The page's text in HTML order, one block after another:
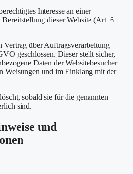
Interesse an einer
Bereitstellung dieser Website (Art. 6
über Auftragsverarbeitung
geschlossen. Dieser stellt sicher,
Daten der Websitebesucher
Weisungen und im Einklang mit der
sobald sie für die genannten
sind.
und